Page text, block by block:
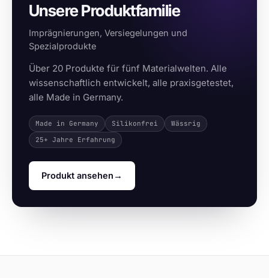
Unsere Produktfamilie
Imprägnierungen, Versiegelungen und
Spezialprodukte
Über 20 Produkte für fünf Materialwelten. Alle
wissenschaftlich entwickelt, alle praxisgetestet,
alle Made in Germany.
Made in Germany Silikonfrei
Wässrig
25+ Jahre Erfahrung
Produkt ansehen →